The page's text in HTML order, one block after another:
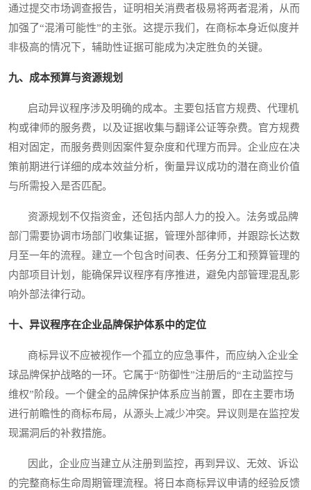
通过提交市场调查报告，证明相关消费者极易将两者混淆，从而
加强了“混淆可能性”的主张。这提示我们，在商标本身近似度并
非极高的情况下，辅助性证据可能成为决定胜负的关键。
九、成本预算与资源规划
启动异议程序涉及明确的成本。主要包括官方规费、代理机
构或律师的服务费，以及证据收集与翻译公证等杂费。官方规费
相对固定，而服务费则因案件复杂度和代理方而异。企业应在决
策前期进行详细的成本效益分析，衡量异议成功的潜在商业价值
与所需投入是否匹配。
资源规划不仅指资金，还包括内部人力的投入。法务或品牌
部门需要协调市场部门收集证据，管理外部律师，并跟踪长达数
月至一年的流程。建立一个包含时间表、任务分工和预算管理的
内部项目计划，能确保异议程序有序推进，避免内部管理混乱影
响外部法律行动。
十、异议程序在企业品牌保护体系中的定位
商标异议不应被视作一个孤立的应急事件，而应纳入企业全
球品牌保护战略的一环。它属于“防御性”注册后的“主动监控与
维权”阶段。一个健全的品牌保护体系应当前置，即在主要市场
进行前瞻性的商标布局，从源头上减少冲突。异议则是在监控发
现漏洞后的补救措施。
因此，企业应当建立从注册到监控，再到异议、无效、诉讼
的完整商标生命周期管理流程。将日本商标异议申请的经验反馈